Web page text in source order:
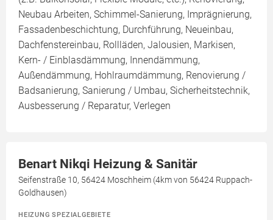
Neubau Arbeiten, Schimmel-Sanierung, Imprägnierung,
Fassadenbeschichtung, Durchführung, Neueinbau,
Dachfenstereinbau, Rollläden, Jalousien, Markisen,
Kern- / Einblasdämmung, Innendämmung,
Außendämmung, Hohlraumdämmung, Renovierung /
Badsanierung, Sanierung / Umbau, Sicherheitstechnik,
Ausbesserung / Reparatur, Verlegen
Benart Nikqi Heizung & Sanitär
Seifenstraße 10, 56424 Moschheim (4km von 56424 Ruppach-
Goldhausen)
HEIZUNG SPEZIALGEBIETE